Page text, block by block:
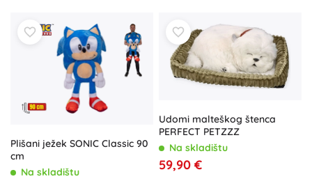
Plišani ježek SONIC Classic 90
cm
Na skladištu
Udomi malteškog štenca
PERFECT PETZZZ
Na skladištu
59,90 €